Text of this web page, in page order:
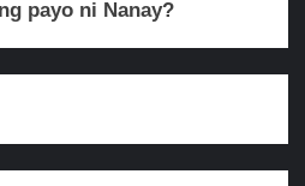
payo ni Nanay?